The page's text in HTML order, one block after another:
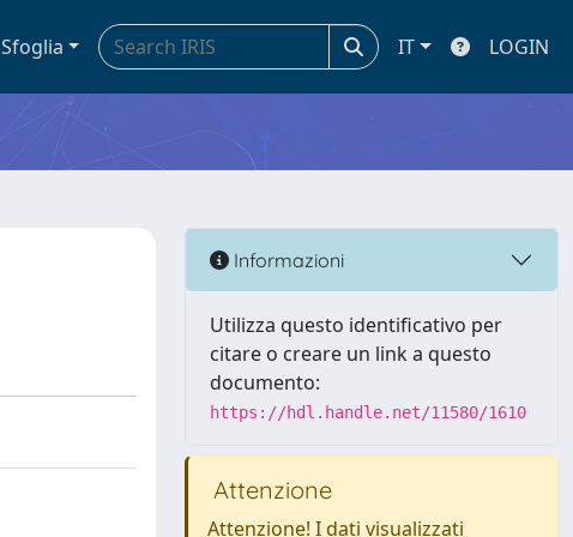
Sfoglia IT LOGIN
Informazioni
Utilizza questo identificativo per
citare o creare un link a questo
documento:
https://hdl.handle.net/11580/1610
Attenzione
Attenzione! I dati visualizzati